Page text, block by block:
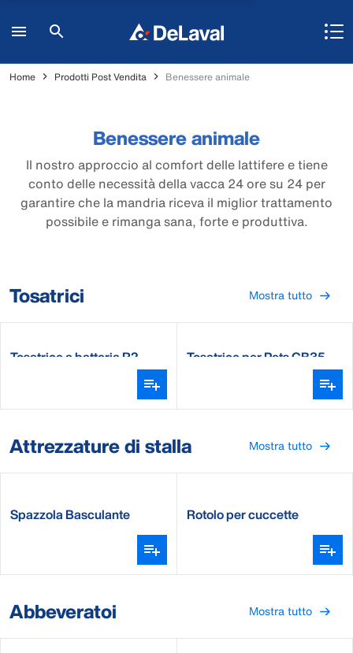
Home Prodotti Post Vendita Benessere animale
Benessere animale
Il nostro approccio al comfort delle lattifere e tiene
conto delle necessità della vacca 24 ore su 24 per
garantire che la mandria riceva il miglior trattamento
possibile e rimanga sana, forte e produttiva.
Tosatrici Mostra tutto
Tosatrice a batteria R2 Tosatrice per Pets CB35
Attrezzature di stalla Mostra tutto
Spazzola Basculante Rotolo per cuccette
Abbeveratoi Mostra tutto